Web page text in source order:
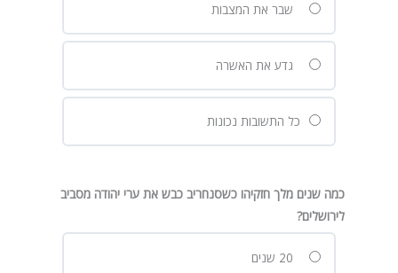
שבר את המצבות
גדע את האשרה
כל התשובות נכונות
כמה שנים מלך חזקיהו כשסנחריב כבש את ערי יהודה מסביב
לירושלים?